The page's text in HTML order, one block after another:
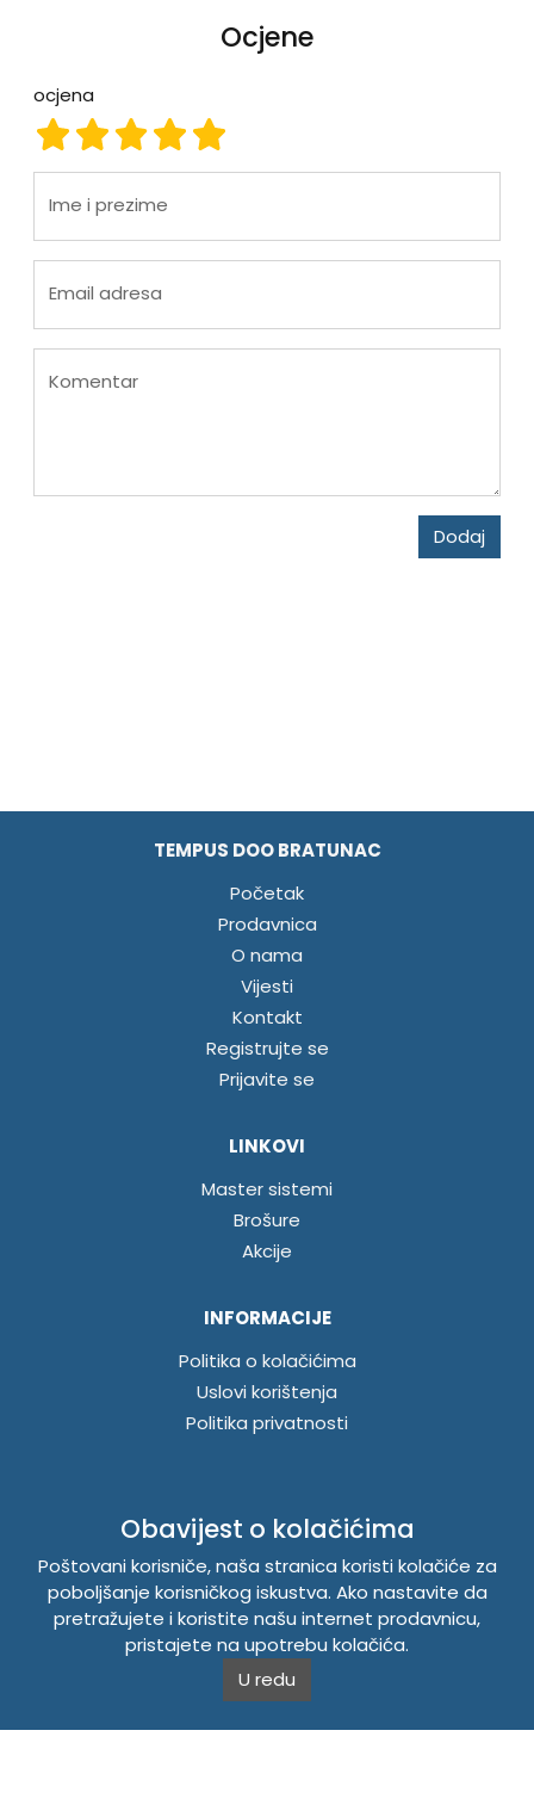
Ocjene
ocjena
ocjena 5
ocjena 4
ocjena 3
ocjena 2
ocjena 1
Ime i prezime
Email adresa
Komentar
Dodaj
TEMPUS DOO BRATUNAC
Početak
Prodavnica
O nama
Vijesti
Kontakt
Registrujte se
Prijavite se
LINKOVI
Master sistemi
Brošure
Akcije
INFORMACIJE
Politika o kolačićima
Uslovi korištenja
Politika privatnosti
Svetog Save bb, 75420 Bratunac, Bosna i Hercegovina
Telefon+38756/260-051
Mobilni+38765/357-215
Mobilni+38766/813-242
JIB 4405087080000
Porez 405087080000
Matični broj 59-01-0081-23
Obavijest o kolačićima
Poštovani korisniče, naša stranica koristi kolačiće za
poboljšanje korisničkog iskustva. Ako nastavite da
pretražujete i koristite našu internet prodavnicu,
pristajete na upotrebu kolačića.
U redu